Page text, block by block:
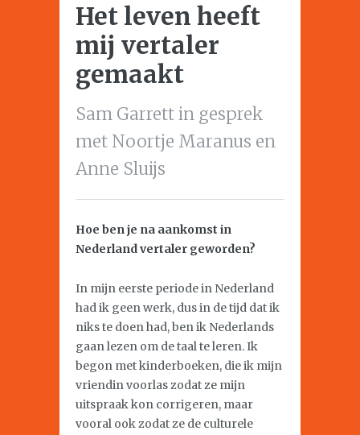
Het leven heeft
mij vertaler
gemaakt
Sam Garrett in gesprek
met Noortje Maranus en
Anne Sluijs
Hoe ben je na aankomst in
Nederland vertaler geworden?
In mijn eerste periode in Nederland
had ik geen werk, dus in de tijd dat ik
niks te doen had, ben ik Nederlands
gaan lezen om de taal te leren. Ik
begon met kinderboeken, die ik mijn
vriendin voorlas zodat ze mijn
uitspraak kon corrigeren, maar
vooral ook zodat ze de culturele